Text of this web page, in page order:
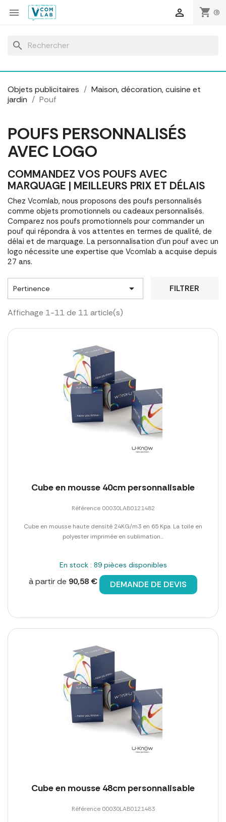
 shopping_cart (0)

search
Objets publicitaires
Maison, décoration, cuisine et
jardin
Pouf
POUFS PERSONNALISÉS
AVEC LOGO
COMMANDEZ VOS POUFS AVEC
MARQUAGE | MEILLEURS PRIX ET DÉLAIS
Chez Vcomlab, nous proposons des poufs personnalisés
comme objets promotionnels ou cadeaux personnalisés.
Comparez nos poufs promotionnels pour commander un
pouf qui répondra à vos attentes en termes de qualité, de
délai et de marquage. La personnalisation d'un pouf avec un
logo nécessite une expertise que Vcomlab a acquise depuis
27 ans.
Pertinence  FILTRER
Affichage 1-11 de 11 article(s)
Cube en mousse 40cm personnalisable
Référence 00030LAB0121482
Cube en mousse haute densité 24KG/m3 en 65 Kpa. La toile en
polyester imprimée en sublimation...
En stock : 89 pièces disponibles
à partir de 90,58 € DEMANDE DE DEVIS
Cube en mousse 48cm personnalisable
Référence 00030LAB0121483
Panneau de gestion des cookies